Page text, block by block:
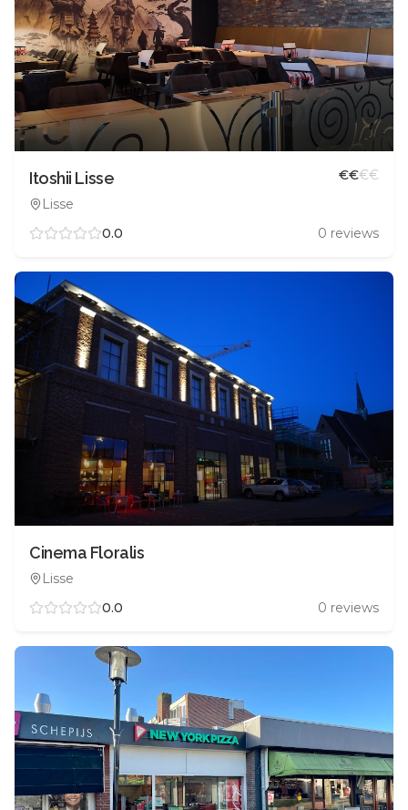
Itoshii Lisse
Lisse
€€€€
0.0 0 reviews
Cinema Floralis
Lisse
0.0
0 reviews